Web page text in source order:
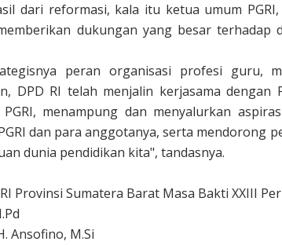
dari reformasi, kala itu ketua umum
dukungan yang besar
peran organisasi profesi guru,
DPD RI telah menjalin kerjasama dengan
menampung dan menyalurkan
dan para anggotanya, serta mendorong
dunia pendidikan kita", tandasnya.
Provinsi Sumatera Barat Masa Bakti XXIII
Ansofino, M.Si